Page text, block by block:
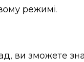
режимі.
ви зможете